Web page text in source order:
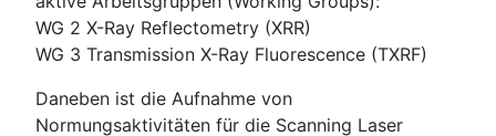
WG 2 X-Ray Reflectometry (XRR)
WG 3 Transmission X-Ray Fluorescence (TXRF)
Daneben ist die Aufnahme von
Normungsaktivitäten für die Scanning Laser